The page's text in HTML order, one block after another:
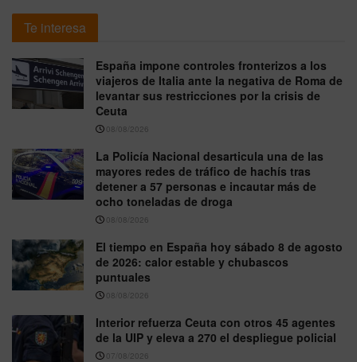
Te interesa
España impone controles fronterizos a los
viajeros de Italia ante la negativa de Roma de
levantar sus restricciones por la crisis de
Ceuta
08/08/2026
La Policía Nacional desarticula una de las
mayores redes de tráfico de hachís tras
detener a 57 personas e incautar más de
ocho toneladas de droga
08/08/2026
El tiempo en España hoy sábado 8 de agosto
de 2026: calor estable y chubascos
puntuales
08/08/2026
Interior refuerza Ceuta con otros 45 agentes
de la UIP y eleva a 270 el despliegue policial
07/08/2026